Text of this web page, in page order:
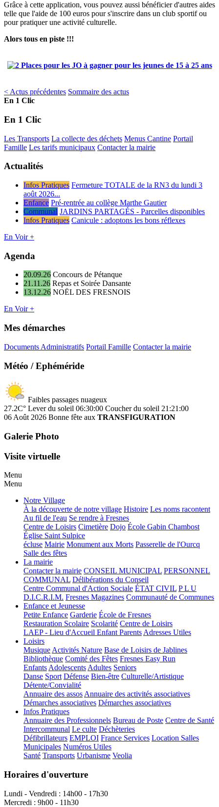
Grâce à cette application, vous pouvez aussi bénéficier d'autres aides
telle que l'aide de 100 euros pour s'inscrire dans un club sportif ou
pour pratiquer une activité culturelle.
Alors tous en piste !!!
< Actus précédentes Sommaire des actus
En 1 Clic
En 1 Clic
Les Transports La collecte des déchets Menus Cantine Portail
Famille Les tarifs municipaux Contacter la mairie
Actualités
Infos Pratiques Fermeture TOTALE de la RN3 du lundi 3
août 2026...
Enfance Pré-rentrée au collège Marthe Gautier
Communal JARDINS PARTAGÉS - Parcelles disponibles
Infos Pratiques Canicule : adoptons les bons réflexes
En Voir +
Agenda
20.09.26 Concours de Pétanque
21.11.26 Repas et Soirée Dansante
13.12.26 NOËL DES FRESNOIS
En Voir +
Mes démarches
Documents Administratifs Portail Famille Contacter la mairie
Météo / Ephéméride
Faibles passages nuageux
27.2C° Lever du soleil 06:30:00 Coucher du soleil 21:21:00
06 Août 2026 Bonne fête aux TRANSFIGURATION
Galerie Photo
Visite virtuelle
Menu
Menu
Notre Village
À la découverte de notre village Histoire Les noms racontent
Au fil de l'eau Se rendre à Fresnes
Centre de Loisirs Cimetière Dojo École Gabin Chambost
Église Saint Sulpice
écluse Mairie Monument aux Morts Passerelle de l'Ourcq
Salle des fêtes
La mairie
Contacter la mairie CONSEIL MUNICIPAL PERSONNEL
COMMUNAL Délibérations du Conseil
Centre Communal d'Action Sociale ÉTAT CIVIL P L U
D.I.C.R.I.M. Fresnes Magazines Communauté de Communes
Enfance et Jeunesse
Petite Enfance Garderie École de Fresnes
Restauration Scolaire Scolarité Centre de Loisirs
LAEP - Lieu d'Accueil Enfant ParentsAdresses Utiles
Loisirs
MusiqueActivités Nature Base de Loisirs de Jablines
Bibliothèque Comité des Fêtes Fresnes Easy Run
EnfantsAdolescentsAdultes Seniors
Danse Sport Défense Bien-être Culturelle/Artistique
Détente/Convialité
Annuaire des assosAnnuaire des activités associatives
Démarches associatives Démarches associatives
Infos Pratiques
Annuaire des Professionnels Bureau de Poste Centre de Santé
Intercommunal Le culte Déchèteries
Défibrillateurs EMPLOI France Services Location Salles
Municipales Numéros Utiles
Santé Transports Urbanisme Veolia
Horaires d'ouverture
Lundi - Vendredi : 14h00 - 17h30
Mercredi : 9h00 - 11h30